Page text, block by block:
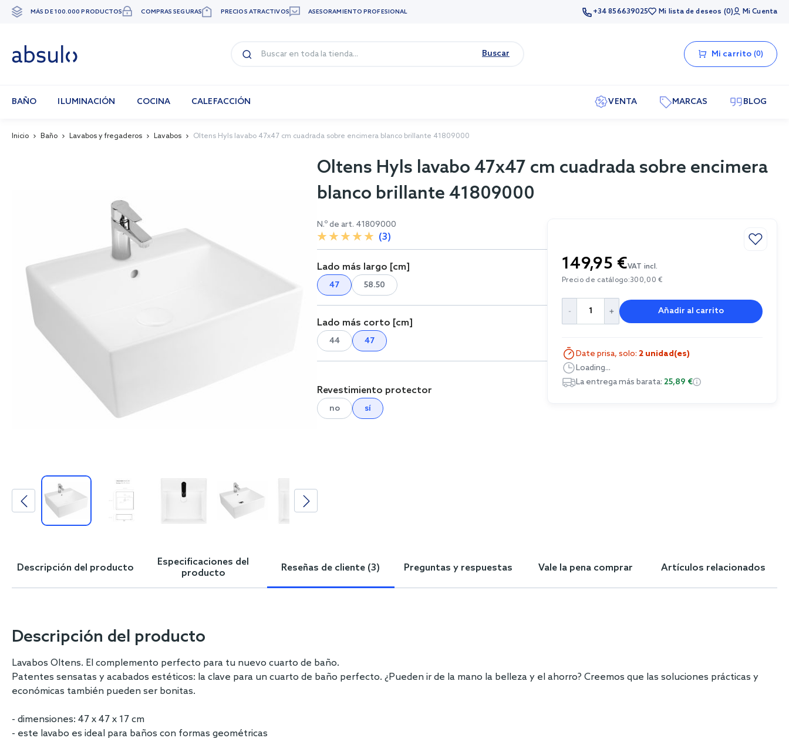
Ir
MÁS DE 100.000 PRODUCTOS COMPRAS SEGURAS PRECIOS ATRACTIVOS ASESORAMIENTO PROFESIONAL +34 856639025 Mi lista de deseos 0 Mi Cuenta
Buscar Mi carrito 0
BAÑO ILUMINACIÓN COCINA CALEFACCIÓN VENTA MARCAS BLOG
Inicio Baño Lavabos y fregaderos Lavabos Oltens Hyls lavabo 47x47 cm cuadrada sobre encimera blanco brillante 41809000
beginning
Oltens Hyls lavabo 47x47 cm cuadrada sobre encimera
blanco brillante 41809000
N.º de art. 41809000
(3)
Lado más largo [cm]
47 58.50
Lado más corto [cm]
44 47
Revestimiento protector
no sí
149,95 €VAT incl.
Precio de catálogo:300,00 €
Añadir al carrito
Date prisa, solo: 2 unidad(es)
Loading...
La entrega más barata: 25,89 €
Descripción del producto
Especificaciones del
producto
Reseñas de cliente (3) Preguntas y respuestas Vale la pena comprar Artículos relacionados
Descripción del producto
Lavabos Oltens. El complemento perfecto para tu nuevo cuarto de baño.
Patentes sensatas y acabados estéticos: la clave para un cuarto de baño perfecto. ¿Pueden ir de la mano la belleza y el ahorro? Creemos que las soluciones prácticas y
económicas también pueden ser bonitas.
- dimensiones: 47 x 47 x 17 cm
- este lavabo es ideal para baños con formas geométricas